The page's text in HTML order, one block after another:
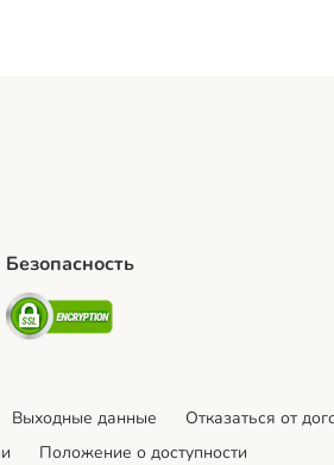
Безопасность
Security
Выходные данные Отказаться от
Положение о доступности